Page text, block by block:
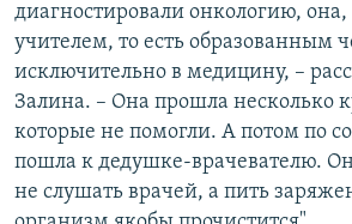
диагностировали онкологию, она,
учителем, то есть образованным
исключительно в медицину, –
Залина. – Она прошла несколько
которые не помогли. А потом по
пошла к дедушке-врачевателю. Он
не слушать врачей, а пить